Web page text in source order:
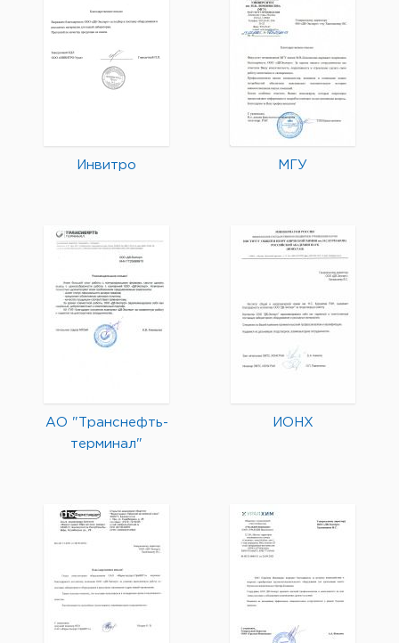
Инвитро МГУ
АО "Транснефть-
терминал"
ИОНХ